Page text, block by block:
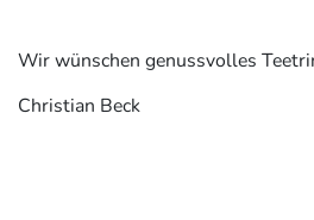
Wir wünschen genussvolles
Christian Beck